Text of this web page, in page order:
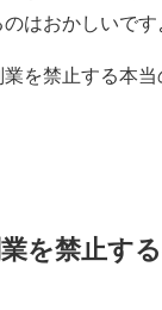
はおかしいです
を禁止する本
を禁止す